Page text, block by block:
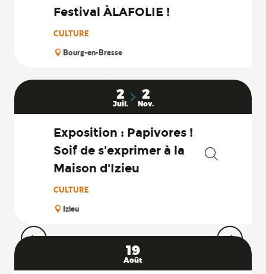
Festival ÀLAFOLIE !
CULTURE
Bourg-en-Bresse
2
Juil.
2
Nov.
Exposition : Papivores !
Soif de s'exprimer à la
Maison d'Izieu
CULTURE
Izieu
19
Août